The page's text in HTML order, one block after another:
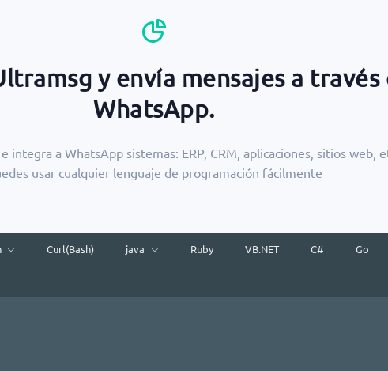
y envía mensajes a través
WhatsApp.
integra a WhatsApp sistemas: ERP, CRM, aplicaciones, sitios web,
usar cualquier lenguaje de programación fácilmente